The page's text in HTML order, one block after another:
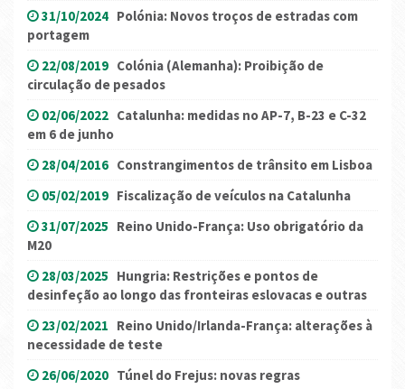
31/10/2024 Polónia: Novos troços de estradas com
portagem
22/08/2019 Colónia (Alemanha): Proibição de
circulação de pesados
02/06/2022 Catalunha: medidas no AP-7, B-23 e C-32
em 6 de junho
28/04/2016 Constrangimentos de trânsito em Lisboa
05/02/2019 Fiscalização de veículos na Catalunha
31/07/2025 Reino Unido-França: Uso obrigatório da
M20
28/03/2025 Hungria: Restrições e pontos de
desinfeção ao longo das fronteiras eslovacas e outras
23/02/2021 Reino Unido/Irlanda-França: alterações à
necessidade de teste
26/06/2020 Túnel do Frejus: novas regras